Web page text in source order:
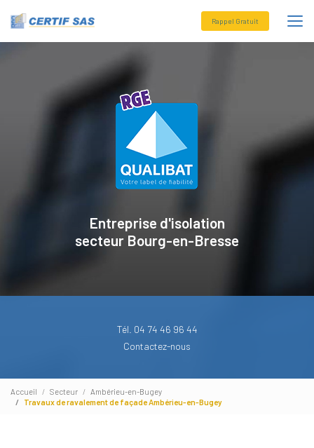
Rappel Gratuit
Entreprise d'isolation
secteurBourg-en-Bresse
Tél. 04 74 46 96 44
Contactez-nous
Accueil Secteur
Ambérieu-en-Bugey
Travaux de ravalement de façade Ambérieu-en-Bugey